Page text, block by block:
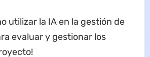
utilizar la IA en la gestión de
evaluar y gestionar los